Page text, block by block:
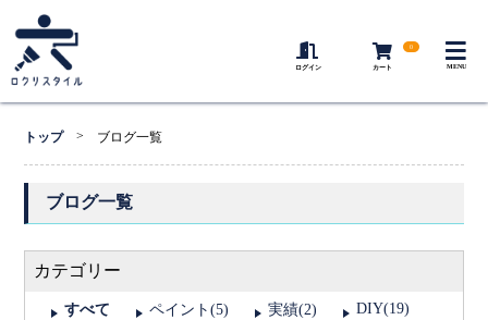
ログイン カート
0
MENU
トップ > ブログ一覧
ブログ一覧
カテゴリー
すべて ペイント(5) 実績(2)
DIY(19)